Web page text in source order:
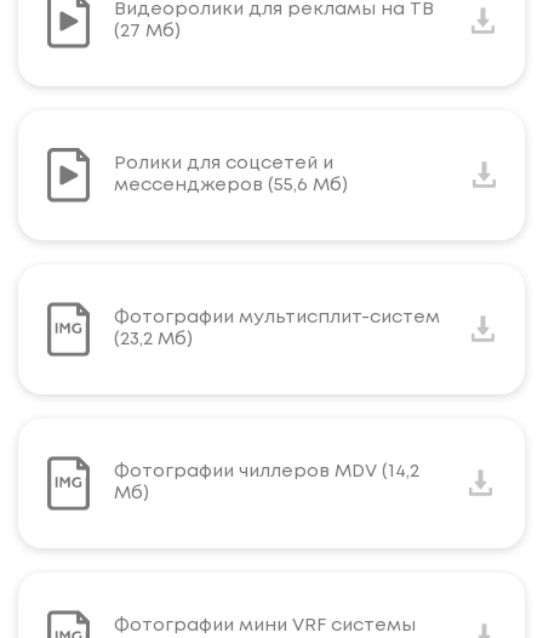
Видеоролики для рекламы на ТВ
(27 Мб)
Ролики для соцсетей и
мессенджеров (55,6 Мб)
Фотографии мультисплит-систем
(23,2 Мб)
Фотографии чиллеров MDV (14,2
Мб)
Фотографии мини VRF системы